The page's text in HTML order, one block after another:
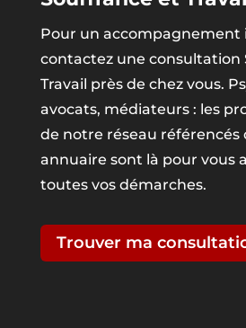
Pour un accompagnement
contactez une consultation
Travail près de chez vous.
avocats, médiateurs : les
de notre réseau référencés
annuaire sont là pour vous
toutes vos démarches.
Trouver ma